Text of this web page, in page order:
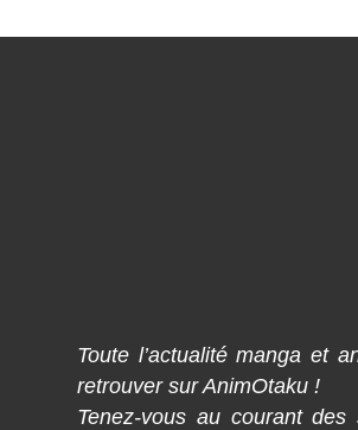
Toute l’actualité manga et
retrouver sur AnimOtaku !
Tenez-vous au courant des